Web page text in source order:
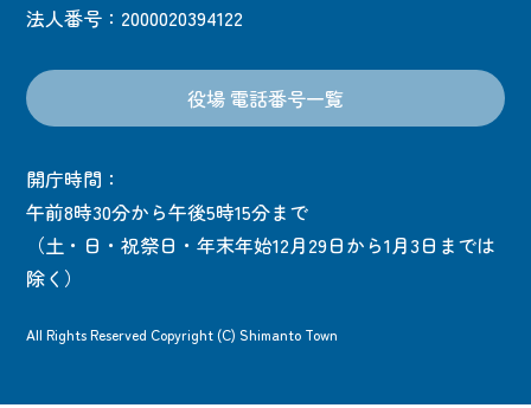
法人番号：2000020394122
役場 電話番号一覧
開庁時間：
午前8時30分から午後5時15分まで
（土・日・祝祭日・年末年始12月29日から1月3日までは
除く）
All Rights Reserved Copyright (C) Shimanto Town